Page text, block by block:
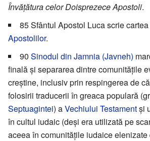
Învățătura celor Doisprezece Apostoli.
85 Sfântul Apostol Luca scrie
Apostolilor.
90 Sinodul din Jamnia (Javneh)
finală şi separarea dintre comunităţile
creştine, inclusiv prin respingerea de
folosirii traducerii în greaca populară
Septuagintei) aVechiului Testamentși
în cultul iudaic (deși era utilizată pe
aceea în comunitățile iudaice elenizate